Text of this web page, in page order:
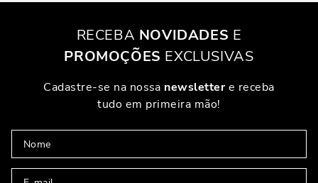
RECEBA NOVIDADES E
PROMOÇÕES EXCLUSIVAS
Cadastre-se na nossa newslettere receba
tudo em primeira mão!